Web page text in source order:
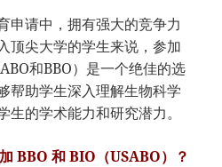
申请中，拥有强大的竞争力
顶尖大学的学生来说，参加
和BBO）是一个绝佳的选
帮助学生深入理解生物科学
的学术能力和研究潜力。
BBO 和 BIO（USABO）？